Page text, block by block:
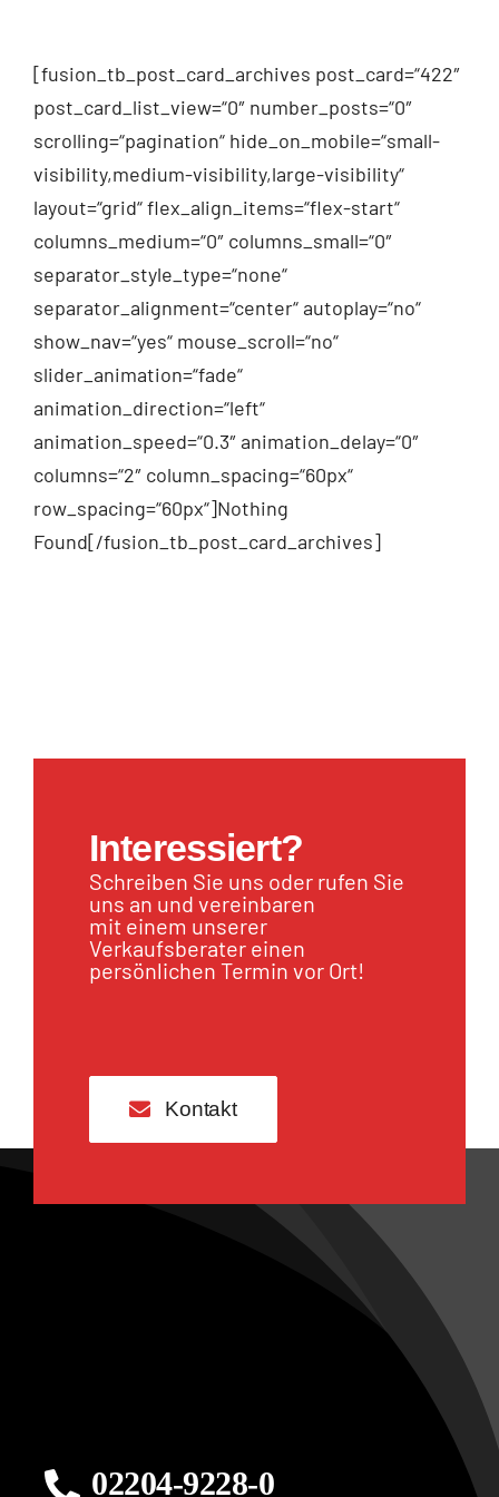
[fusion_tb_post_card_archives post_card=“422″
post_card_list_view=“0″ number_posts=“0″
scrolling=“pagination“ hide_on_mobile=“small-
visibility,medium-visibility,large-visibility“
layout=“grid“ flex_align_items=“flex-start“
columns_medium=“0″ columns_small=“0″
separator_style_type=“none“
separator_alignment=“center“ autoplay=“no“
show_nav=“yes“ mouse_scroll=“no“
slider_animation=“fade“
animation_direction=“left“
animation_speed=“0.3″ animation_delay=“0″
columns=“2″ column_spacing=“60px“
row_spacing=“60px“]Nothing
Found[/fusion_tb_post_card_archives]
Interessiert?
Schreiben Sie uns oder rufen Sie
uns an und vereinbaren
mit einem unserer
Verkaufsberater einen
persönlichen Termin vor Ort!
Kontakt
02204-9228-0